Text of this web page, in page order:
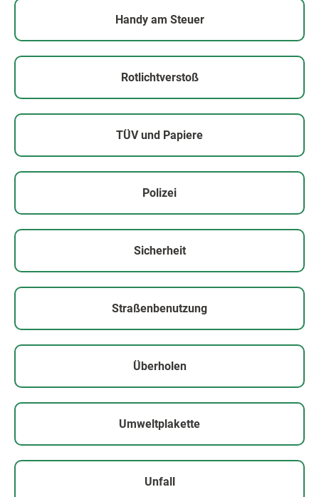
Handy am Steuer
Rotlichtverstoß
TÜV und Papiere
Polizei
Sicherheit
Straßenbenutzung
Überholen
Umweltplakette
Unfall